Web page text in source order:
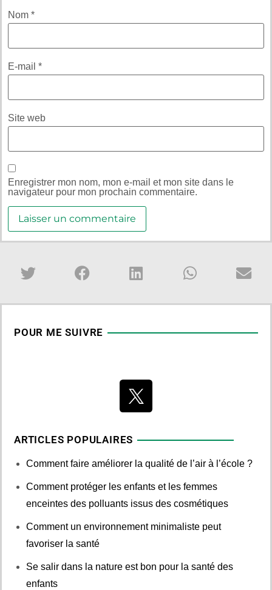
Nom *
E-mail *
Site web
Enregistrer mon nom, mon e-mail et mon site dans le
navigateur pour mon prochain commentaire.
POUR ME SUIVRE
ARTICLES POPULAIRES
Comment faire améliorer la qualité de l’air à l’école ?
Comment protéger les enfants et les femmes
enceintes des polluants issus des cosmétiques
Comment un environnement minimaliste peut
favoriser la santé
Se salir dans la nature est bon pour la santé des
enfants